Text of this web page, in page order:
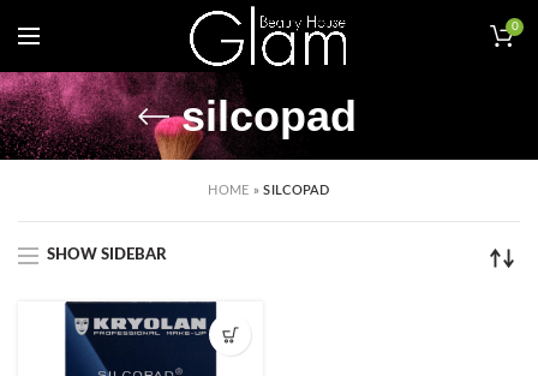
0
silcopad
HOME »SILCOPAD
SHOW SIDEBAR